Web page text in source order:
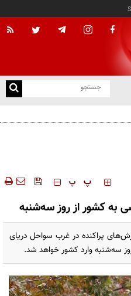
‍‍‍ پ پ
به کشور از روز سه‌شنبه
پراکنده در غرب سواحل دریای
سه‌شنبه وارد کشور خواهد شد.